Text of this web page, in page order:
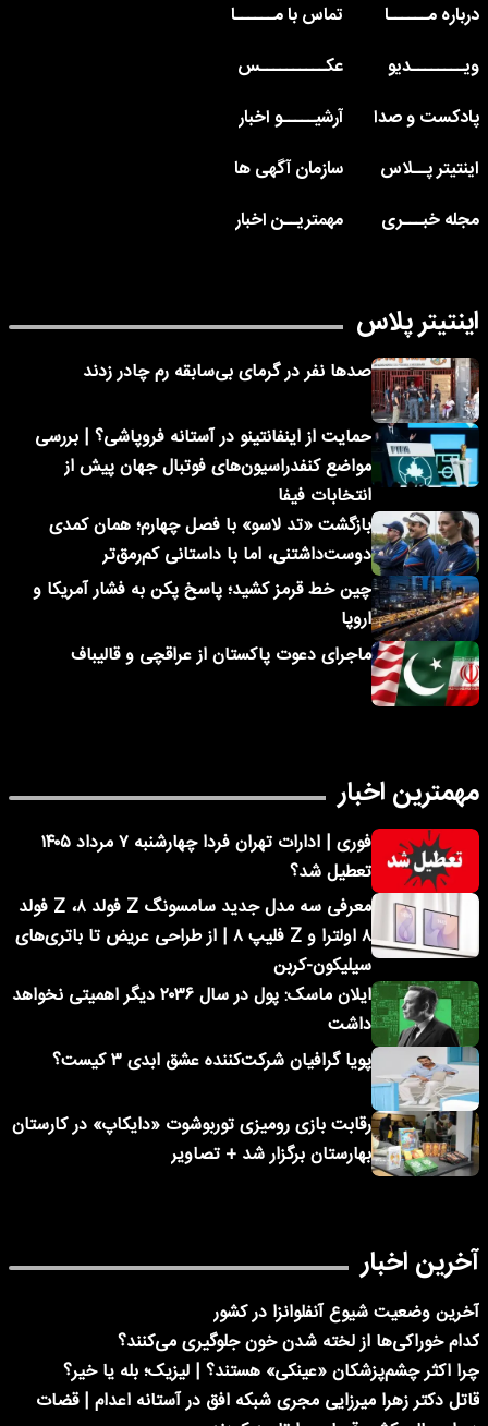
درباره مــــــا
تماس با مــــــا
ویــــــــدیو
عکــــــــــس
پادکست و صدا
آرشیـــــو اخبار
اینتیتر پــلاس
سازمان آگهی ها
مجله خبـــری
مهمتریــن اخبار
اینتیتر پلاس
صدها نفر در گرمای بی‌سابقه رم چادر زدند
حمایت از اینفانتینو در آستانه فروپاشی؟ | بررسی
مواضع کنفدراسیون‌های فوتبال جهان پیش از
انتخابات فیفا
بازگشت «تد لاسو» با فصل چهارم؛ همان کمدی
دوست‌داشتنی، اما با داستانی کم‌رمق‌تر
چین خط قرمز کشید؛ پاسخ پکن به فشار آمریکا و
اروپا
ماجرای دعوت پاکستان از عراقچی و قالیباف
مهمترین اخبار
فوری | ادارات تهران فردا چهارشنبه ۷ مرداد ۱۴۰۵
تعطیل شد؟
معرفی سه مدل جدید سامسونگ Z فولد ۸، Z فولد
۸ اولترا و Z فلیپ ۸ | از طراحی عریض تا باتری‌های
سیلیکون-کربن
ایلان ماسک: پول در سال ۲۰۳۶ دیگر اهمیتی نخواهد
داشت
پویا گرافیان شرکت‌کننده عشق ابدی ۳ کیست؟
رقابت بازی رومیزی توربوشوت «دایکاپ» در کارستان
بهارستان برگزار شد + تصاویر
آخرین اخبار
آخرین وضعیت شیوع آنفلوانزا در کشور
کدام خوراکی‌ها از لخته شدن خون جلوگیری می‌کنند؟
چرا اکثر چشم‌پزشکان «عینکی» هستند؟ | لیزیک؛ بله یا خیر؟
قاتل دکتر زهرا میرزایی مجری شبکه افق در آستانه اعدام | قضات